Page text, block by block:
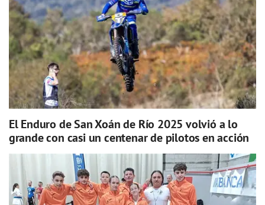
El Enduro de San Xoán de Río 2025 volvió a lo
grande con casi un centenar de pilotos en acción